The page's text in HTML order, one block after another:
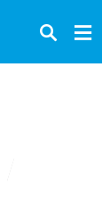
Hledat